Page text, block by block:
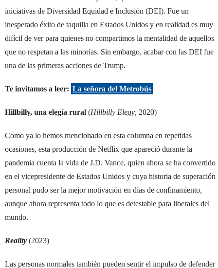
iniciativas de Diversidad Equidad e Inclusión (DEI). Fue un
inesperado éxito de taquilla en Estados Unidos y en realidad es muy
difícil de ver para quienes no compartimos la mentalidad de aquellos
que no respetan a las minorías. Sin embargo, acabar con las DEI fue
una de las primeras acciones de Trump.
Te invitamos a leer: La señora del Metrobús
Hillbilly, una elegía rural (Hillbilly Elegy, 2020)
Como ya lo hemos mencionado en esta columna en repetidas
ocasiones, esta producción de Netflix que apareció durante la
pandemia cuenta la vida de J.D. Vance, quien ahora se ha convertido
en el vicepresidente de Estados Unidos y cuya historia de superación
personal pudo ser la mejor motivación en días de confinamiento,
aunque ahora representa todo lo que es detestable para liberales del
mundo.
Reality (2023)
Las personas normales también pueden sentir el impulso de defender